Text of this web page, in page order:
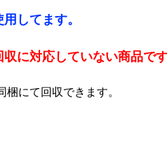
してます。
対応していない商品です
梱にて回収できます。